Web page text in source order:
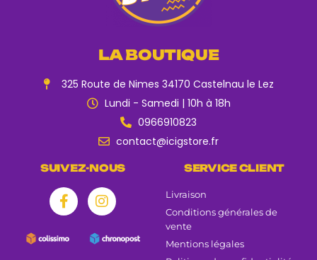
LA BOUTIQUE
325 Route de Nimes 34170 Castelnau le Lez
Lundi - Samedi | 10h à 18h
0966910823
contact@icigstore.fr
SUIVEZ-NOUS SERVICE CLIENT
Livraison
Conditions générales de
vente
Mentions légales